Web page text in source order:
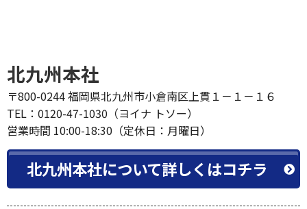
北九州本社
〒800-0244 福岡県北九州市小倉南区上貫１－１－１６
TEL：0120-47-1030（ヨイナ トソー）
営業時間 10:00-18:30（定休日：月曜日）
北九州本社について詳しくはコチラ